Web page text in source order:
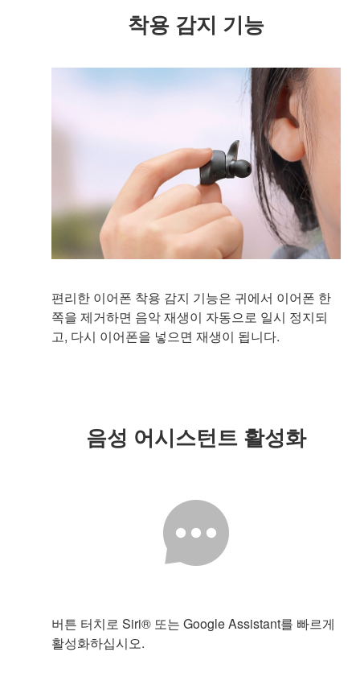
착용 감지 기능
편리한 이어폰 착용 감지 기능은 귀에서 이어폰 한
쪽을 제거하면 음악 재생이 자동으로 일시 정지되
고, 다시 이어폰을 넣으면 재생이 됩니다.
음성 어시스턴트 활성화
버튼 터치로 Siri® 또는 Google Assistant를 빠르게
활성화하십시오.